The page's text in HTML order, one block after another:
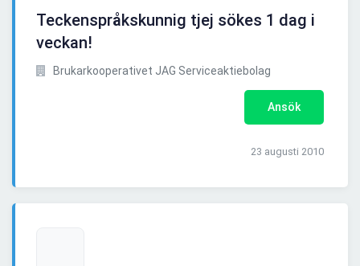
Teckenspråkskunnig tjej sökes 1 dag i
veckan!
Brukarkooperativet JAG Serviceaktiebolag
Ansök
23 augusti 2010